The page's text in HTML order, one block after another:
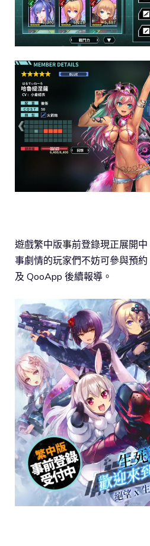
遊戲繁中版事前登錄現正展開
事劇情的玩家們不妨可參與預
及 QooApp 後續報導。